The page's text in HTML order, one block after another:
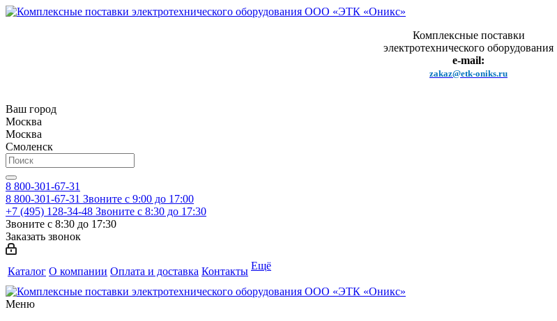
Комплексные поставки
электротехнического оборудования
e-mail:
zakaz@etk-oniks.ru
Ваш город
Москва
Москва
Смоленск
8 800-301-67-31
8 800-301-67-31 Звоните с 9:00 до 17:00
+7 (495) 128-34-48 Звоните с 8:30 до 17:30
Звоните с 8:30 до 17:30
Заказать звонок
Каталог О компании Оплата и доставка Контакты Ещё
Меню